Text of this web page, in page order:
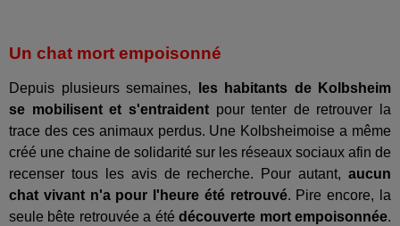
Un chat mort empoisonné
Depuis plusieurs semaines,
les habitants de Kolbsheim
se mobilisent et s'entraidentpour tenter de retrouver la
trace des ces animaux perdus. Une Kolbsheimoise a même
créé une chaine de solidarité sur les réseaux sociaux afin de
recenser tous les avis de recherche. Pour autant, aucun
chat vivant n'a pour l'heure été retrouvé. Pire encore, la
seule bête retrouvée a étédécouverte mort empoisonnée.